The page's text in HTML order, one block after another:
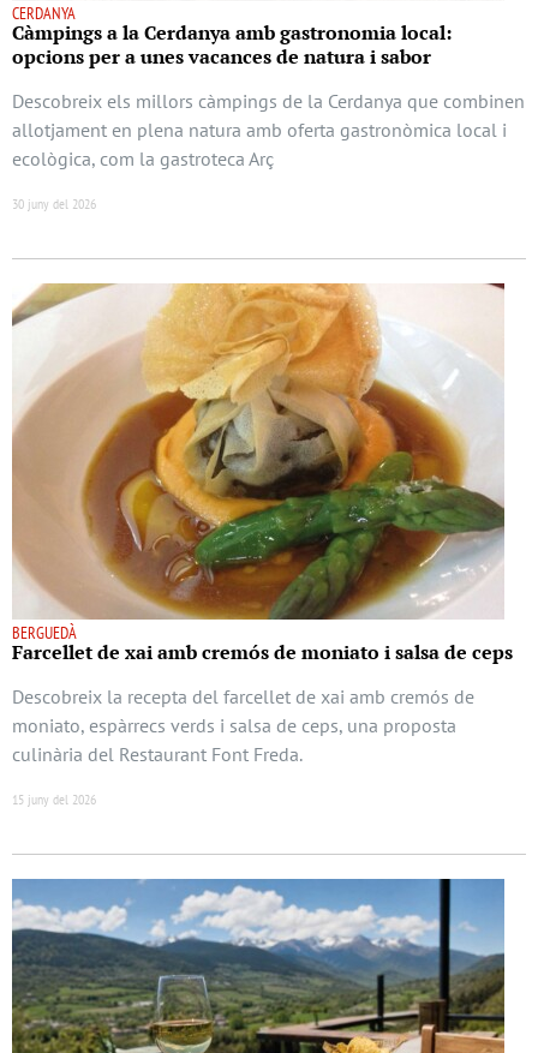
CERDANYA
Càmpings a la Cerdanya amb gastronomia local:
opcions per a unes vacances de natura i sabor
Descobreix els millors càmpings de la Cerdanya que combinen
allotjament en plena natura amb oferta gastronòmica local i
ecològica, com la gastroteca Arç
30 juny del 2026
BERGUEDÀ
Farcellet de xai amb cremós de moniato i salsa de ceps
Descobreix la recepta del farcellet de xai amb cremós de
moniato, espàrrecs verds i salsa de ceps, una proposta
culinària del Restaurant Font Freda.
15 juny del 2026